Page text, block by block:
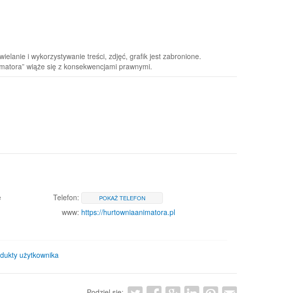
i wykorzystywanie treści, zdjęć, grafik jest zabronione.
wiąże się z konsekwencjami prawnymi.
Telefon: POKAŻ TELEFON
www: https://hurtowniaanimatora.pl
użytkownika